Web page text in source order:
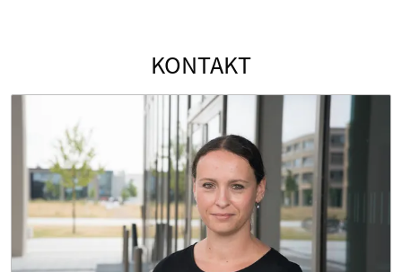
KONTAKT